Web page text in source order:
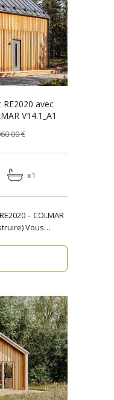
avec
V14.1_A1
€
x1
– COLMAR
Vous